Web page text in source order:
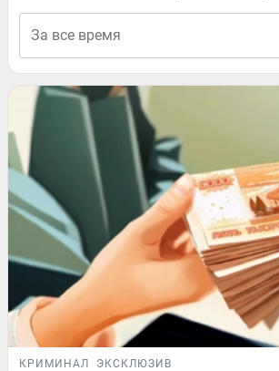
КРИМИНАЛ ЭКСКЛЮЗИВ